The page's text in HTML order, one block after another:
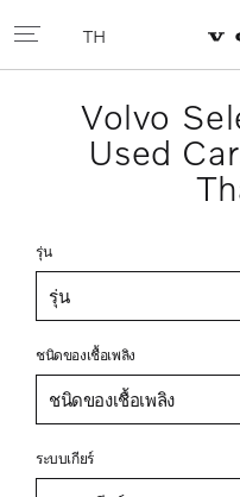
TH
Volvo
Used
รุ่น
รุ่น
ชนิดของเชื้อเพลิง
ชนิดของเชื้อเพลิง
ระบบเกียร์